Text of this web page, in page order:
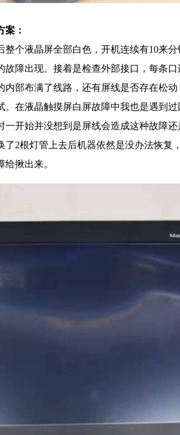
案：
个液晶屏全部白色，开机连续有10来分
障出现。接着是检查外部接口，每条
部布满了线路，还有屏线是否存在松动
在液晶触摸屏白屏故障中我也是遇到过
开始并没想到是屏线会造成这种故障还
2根灯管上去后机器依然是没办法恢复
揪出来。